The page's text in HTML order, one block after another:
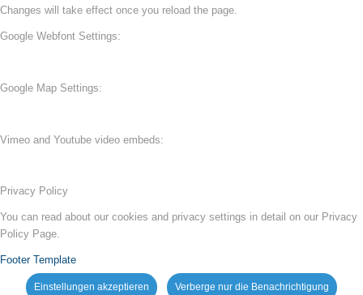
Changes will take effect once you reload the page.
Google Webfont Settings:
Google Map Settings:
Vimeo and Youtube video embeds:
Privacy Policy
You can read about our cookies and privacy settings in detail on our Privacy
Policy Page.
Footer Template
Einstellungen akzeptieren Verberge nur die Benachrichtigung